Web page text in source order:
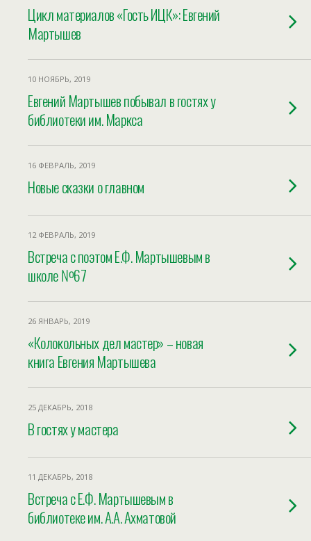
Цикл материалов «Гость ИЦК»: Евгений
Мартышев
10 НОЯБРЬ, 2019
Евгений Мартышев побывал в гостях у
библиотеки им. Маркса
16 ФЕВРАЛЬ, 2019
Новые сказки о главном
12 ФЕВРАЛЬ, 2019
Встреча с поэтом Е.Ф. Мартышевым в
школе №67
26 ЯНВАРЬ, 2019
«Колокольных дел мастер» – новая
книга Евгения Мартышева
25 ДЕКАБРЬ, 2018
В гостях у мастера
11 ДЕКАБРЬ, 2018
Встреча с Е.Ф. Мартышевым в
библиотеке им. А.А. Ахматовой